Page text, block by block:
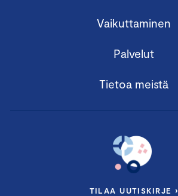
Vaikuttaminen
Palvelut
Tietoa meistä
TILAA UUTISKIRJE ›